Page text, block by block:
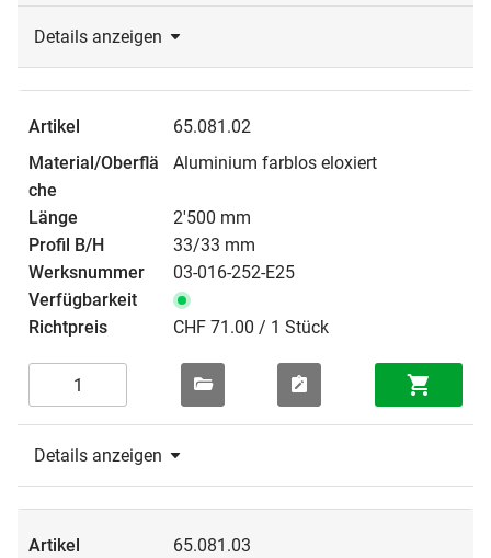
Details anzeigen
65.081.02
Aluminium farblos eloxiert
2'500 mm
33/33 mm
03-016-252-E25
CHF 71.00 / 1 Stück
Details anzeigen
65.081.03